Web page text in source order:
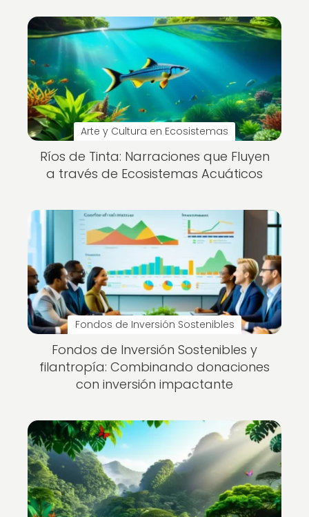
Arte y Cultura en Ecosistemas
Ríos de Tinta: Narraciones que Fluyen
a través de Ecosistemas Acuáticos
Fondos de Inversión Sostenibles
Fondos de Inversión Sostenibles y
filantropía: Combinando donaciones
con inversión impactante